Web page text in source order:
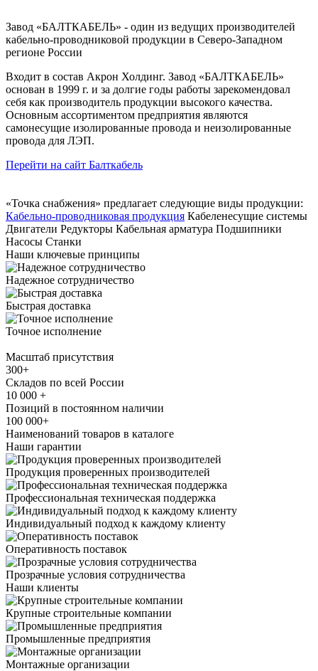
Завод «БАЛТКАБЕЛЬ» - один из ведущих производителей
кабельно-проводниковой продукции в Северо-Западном
регионе России
Входит в состав Акрон Холдинг. Завод «БАЛТКАБЕЛЬ»
основан в 1999 г. и за долгие годы работы зарекомендовал
себя как производитель продукции высокого качества.
Основным ассортиментом предприятия являются
самонесущие изолированные провода и неизолированные
провода для ЛЭП.
Перейти на сайт Балткабель
«Точка снабжения» предлагает следующие виды продукции:
Кабельно-проводниковая продукция Кабеленесущие системы
Двигатели Редукторы Кабельная арматура Подшипники
Насосы Станки
Наши ключевые принципы
Надежное сотрудничество
Быстрая доставка
Точное исполнение
Масштаб присутствия
300+
Складов по всей России
10 000 +
Позиций в постоянном наличии
100 000+
Наименований товаров в каталоге
Наши гарантии
Продукция проверенных производителей
Профессиональная техническая поддержка
Индивидуальный подход к каждому клиенту
Оперативность поставок
Прозрачные условия сотрудничества
Наши клиенты
Крупные строительные компании
Промышленные предприятия
Монтажные организации